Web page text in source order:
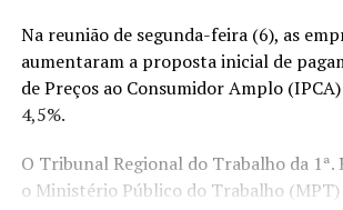
Na reunião de segunda-feira (6), as
aumentaram a propostainicial de
de Preços ao Consumidor Amplo
4,5%.
O Tribunal Regional do Trabalho da 1ª.
o Ministério Público do Trabalho (MPT)